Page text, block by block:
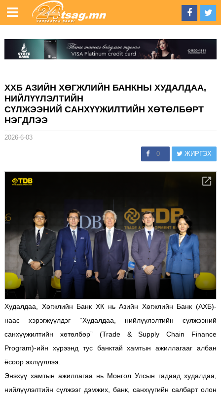
ХХБ АЗИЙН ХӨГЖЛИЙН БАНКНЫ ХУДАЛДАА,
НИЙЛҮҮЛЭЛТИЙН
СҮЛЖЭЭНИЙ САНХҮҮЖИЛТИЙН ХӨТӨЛБӨРТ
НЭГДЛЭЭ
2026-6-03
0 ЖИРГЭХ
Худалдаа, Хөгжлийн Банк ХК нь Азийн Хөгжлийн Банк (АХБ)-
наас хэрэгжүүлдэг “Худалдаа, нийлүүлэлтийн сүлжээний
санхүүжилтийн хөтөлбөр” (Trade & Supply Chain Finance
Program)-ийн хүрээнд тус банктай хамтын ажиллагааг албан
ёсоор эхлүүллээ.
Энэхүү хамтын ажиллагаа нь Монгол Улсын гадаад худалдаа,
нийлүүлэлтийн сүлжээг дэмжих, банк, санхүүгийн салбарт олон